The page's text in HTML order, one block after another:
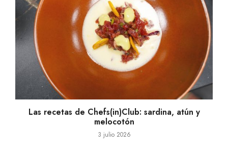
Las recetas de Chefs(in)Club: sardina, atún y
melocotón
3 julio 2026